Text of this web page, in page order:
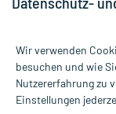
Alle Preise gelten
Informationen auf
Wir verwenden
besuchen und wie
Nutzererfahrung zu
Einstellungen